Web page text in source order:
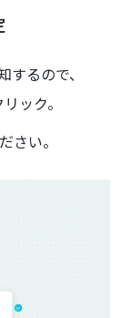
るので、
ック。
さい。